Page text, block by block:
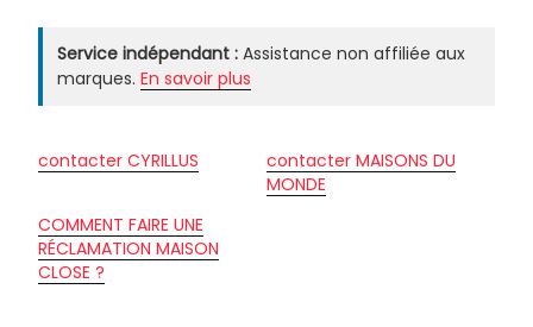
Service indépendant : Assistance non affiliée aux
marques. En savoir plus
contacter CYRILLUS
contacter MAISONS DU
MONDE
COMMENT FAIRE UNE
RÉCLAMATION MAISON
CLOSE ?